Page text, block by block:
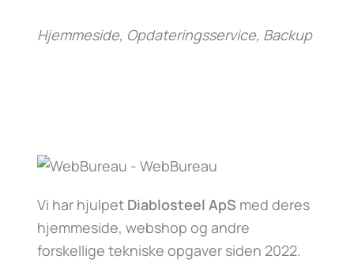
Hjemmeside, Opdateringsservice, Backup
Vi har hjulpet Diablosteel ApS med deres
hjemmeside, webshop og andre
forskellige tekniske opgaver siden 2022.